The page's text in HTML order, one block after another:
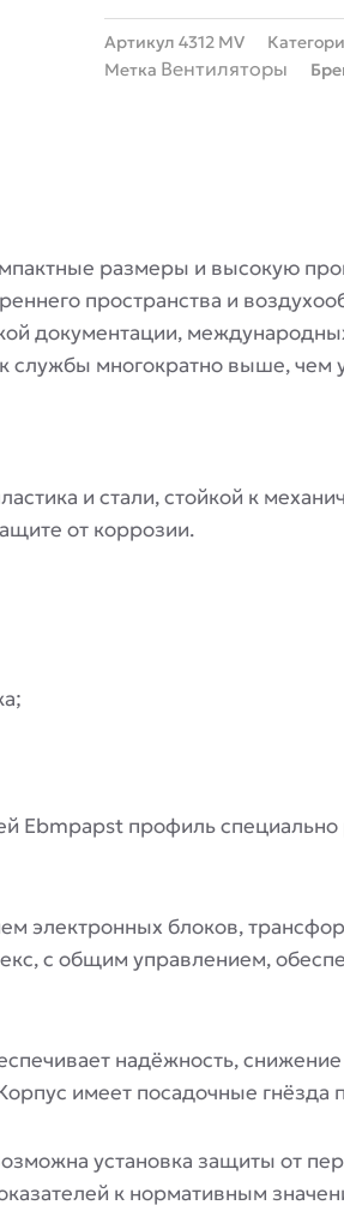
Артикул 4312 MV
Метка Вентиляторы
размеры и высокую
пространства и
документации,
многократно выше, чем
и стали, стойкой к
от коррозии.
профиль специально
электронных блоков,
с общим управлением,
надёжность,
имеет посадочные гнёзда
установка защиты от
к нормативным